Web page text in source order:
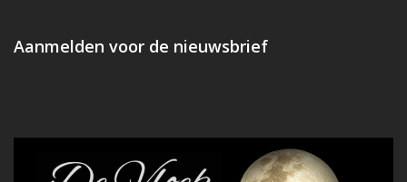
Aanmelden voor de nieuwsbrief